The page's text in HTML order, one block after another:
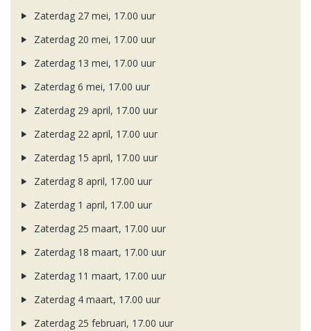
Zaterdag 27 mei, 17.00 uur
Zaterdag 20 mei, 17.00 uur
Zaterdag 13 mei, 17.00 uur
Zaterdag 6 mei, 17.00 uur
Zaterdag 29 april, 17.00 uur
Zaterdag 22 april, 17.00 uur
Zaterdag 15 april, 17.00 uur
Zaterdag 8 april, 17.00 uur
Zaterdag 1 april, 17.00 uur
Zaterdag 25 maart, 17.00 uur
Zaterdag 18 maart, 17.00 uur
Zaterdag 11 maart, 17.00 uur
Zaterdag 4 maart, 17.00 uur
Zaterdag 25 februari, 17.00 uur